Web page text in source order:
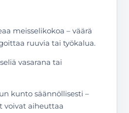
meisselikokoa – väärä
ruuvia tai työkalua.
vasarana tai
kunto säännöllisesti –
voivat aiheuttaa